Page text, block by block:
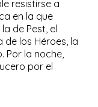
resistirse a
en la que
de Pest, el
de los Héroes, la
Por la noche,
por el